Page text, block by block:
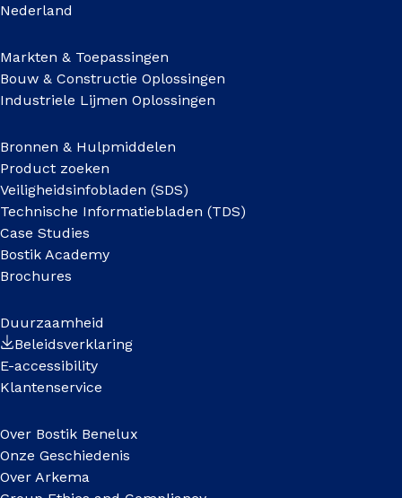
Nederland
Markten & Toepassingen
Bouw & Constructie Oplossingen
Industriele Lijmen Oplossingen
Bronnen & Hulpmiddelen
Product zoeken
Veiligheidsinfobladen (SDS)
Technische Informatiebladen (TDS)
Case Studies
Bostik Academy
Brochures
Duurzaamheid
Beleidsverklaring
E-accessibility
Klantenservice
Over Bostik Benelux
Onze Geschiedenis
Over Arkema